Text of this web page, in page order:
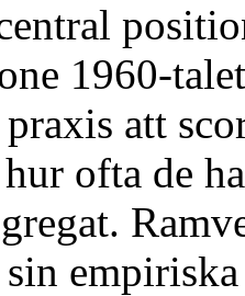
1960-
att
ofta de